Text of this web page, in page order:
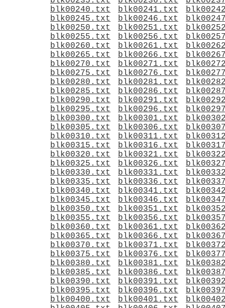
blk00240.txt
blk00241.txt
blk00245.txt
blk00246.txt
blk00250.txt
blk00251.txt
blk00255.txt
blk00256.txt
blk00260.txt
blk00261.txt
blk00265.txt
blk00266.txt
blk00270.txt
blk00271.txt
blk00275.txt
blk00276.txt
blk00280.txt
blk00281.txt
blk00285.txt
blk00286.txt
blk00290.txt
blk00291.txt
blk00295.txt
blk00296.txt
blk00300.txt
blk00301.txt
blk00305.txt
blk00306.txt
blk00310.txt
blk00311.txt
blk00315.txt
blk00316.txt
blk00320.txt
blk00321.txt
blk00325.txt
blk00326.txt
blk00330.txt
blk00331.txt
blk00335.txt
blk00336.txt
blk00340.txt
blk00341.txt
blk00345.txt
blk00346.txt
blk00350.txt
blk00351.txt
blk00355.txt
blk00356.txt
blk00360.txt
blk00361.txt
blk00365.txt
blk00366.txt
blk00370.txt
blk00371.txt
blk00375.txt
blk00376.txt
blk00380.txt
blk00381.txt
blk00385.txt
blk00386.txt
blk00390.txt
blk00391.txt
blk00395.txt
blk00396.txt
blk00400.txt
blk00401.txt